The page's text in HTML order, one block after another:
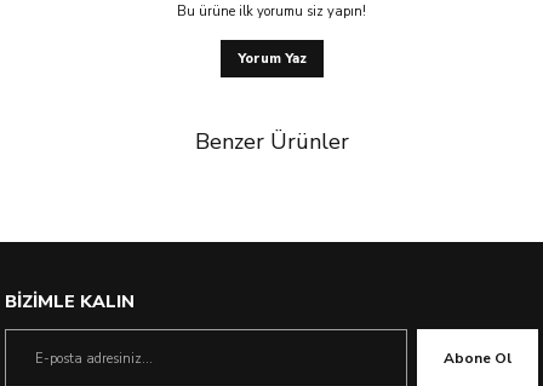
Bu ürüne ilk yorumu siz yapın!
Yorum Yaz
Benzer Ürünler
BİZİMLE KALIN
Abone Ol